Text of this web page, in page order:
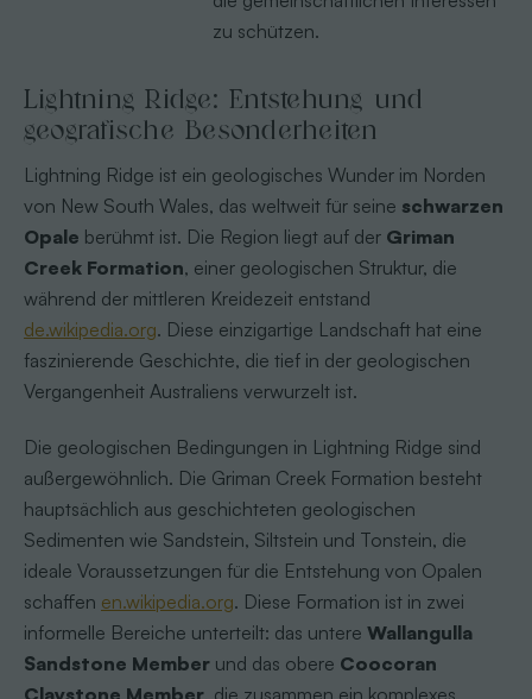
zu schützen.
Lightning Ridge: Entstehung und
geografische Besonderheiten
Lightning Ridge ist ein geologisches Wunder im Norden
von New South Wales, das weltweit für seine schwarzen
Opale berühmt ist. Die Region liegt auf der Griman
Creek Formation, einer geologischen Struktur, die
während der mittleren Kreidezeit entstand
de.wikipedia.org. Diese einzigartige Landschaft hat eine
faszinierende Geschichte, die tief in der geologischen
Vergangenheit Australiens verwurzelt ist.
Die geologischen Bedingungen in Lightning Ridge sind
außergewöhnlich. Die Griman Creek Formation besteht
hauptsächlich aus geschichteten geologischen
Sedimenten wie Sandstein, Siltstein und Tonstein, die
ideale Voraussetzungen für die Entstehung von Opalen
schaffen en.wikipedia.org. Diese Formation ist in zwei
informelle Bereiche unterteilt: das untere Wallangulla
Sandstone Memberund das obere Coocoran